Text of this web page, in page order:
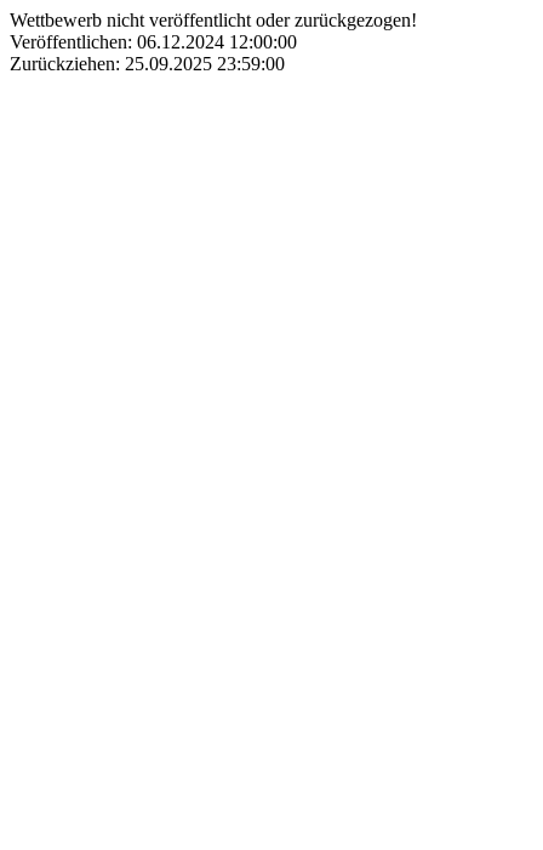
Wettbewerb nicht veröffentlicht oder zurückgezogen!
Veröffentlichen: 06.12.2024 12:00:00
Zurückziehen: 25.09.2025 23:59:00